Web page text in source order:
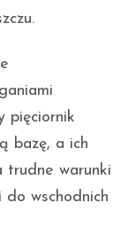
pięciornik
bazę, a ich
trudne warunki
wschodnich